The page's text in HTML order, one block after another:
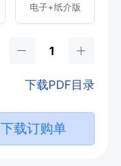
电子+纸介版
下载PDF目录
下载订购单